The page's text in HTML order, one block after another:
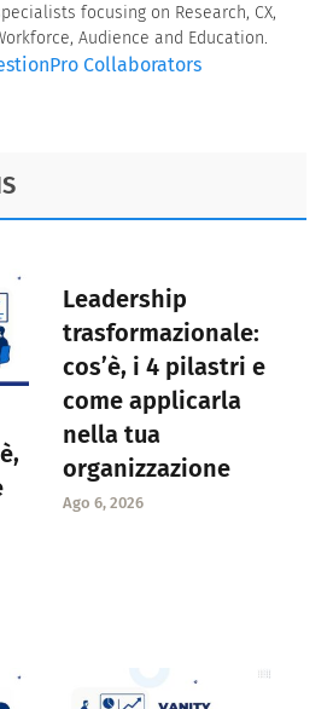
focusing on Research, CX,
Audience and Education.
Collaborators
Leadership
trasformazionale:
cos’è, i 4 pilastri e
come applicarla
nella tua
organizzazione
Ago 6, 2026